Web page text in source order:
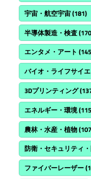
宇宙・航空宇宙(181)
半導体製造・検査
エンタメ・アート
バイオ・ライフサイ
3Dプリンティング
エネルギー・環境
農林・水産・植物
防衛・セキュリティ
ファイバーレーザー